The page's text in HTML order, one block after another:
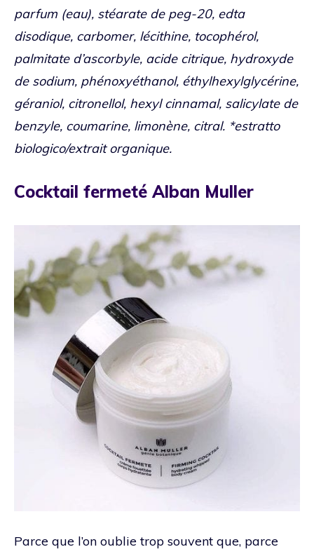
parfum (eau), stéarate de peg-20, edta
disodique, carbomer, lécithine, tocophérol,
palmitate d’ascorbyle, acide citrique, hydroxyde
de sodium, phénoxyéthanol, éthylhexylglycérine,
géraniol, citronellol, hexyl cinnamal, salicylate de
benzyle, coumarine, limonène, citral. *estratto
biologico/extrait organique.
Cocktail fermeté Alban Muller
Parce que l’on oublie trop souvent que, parce